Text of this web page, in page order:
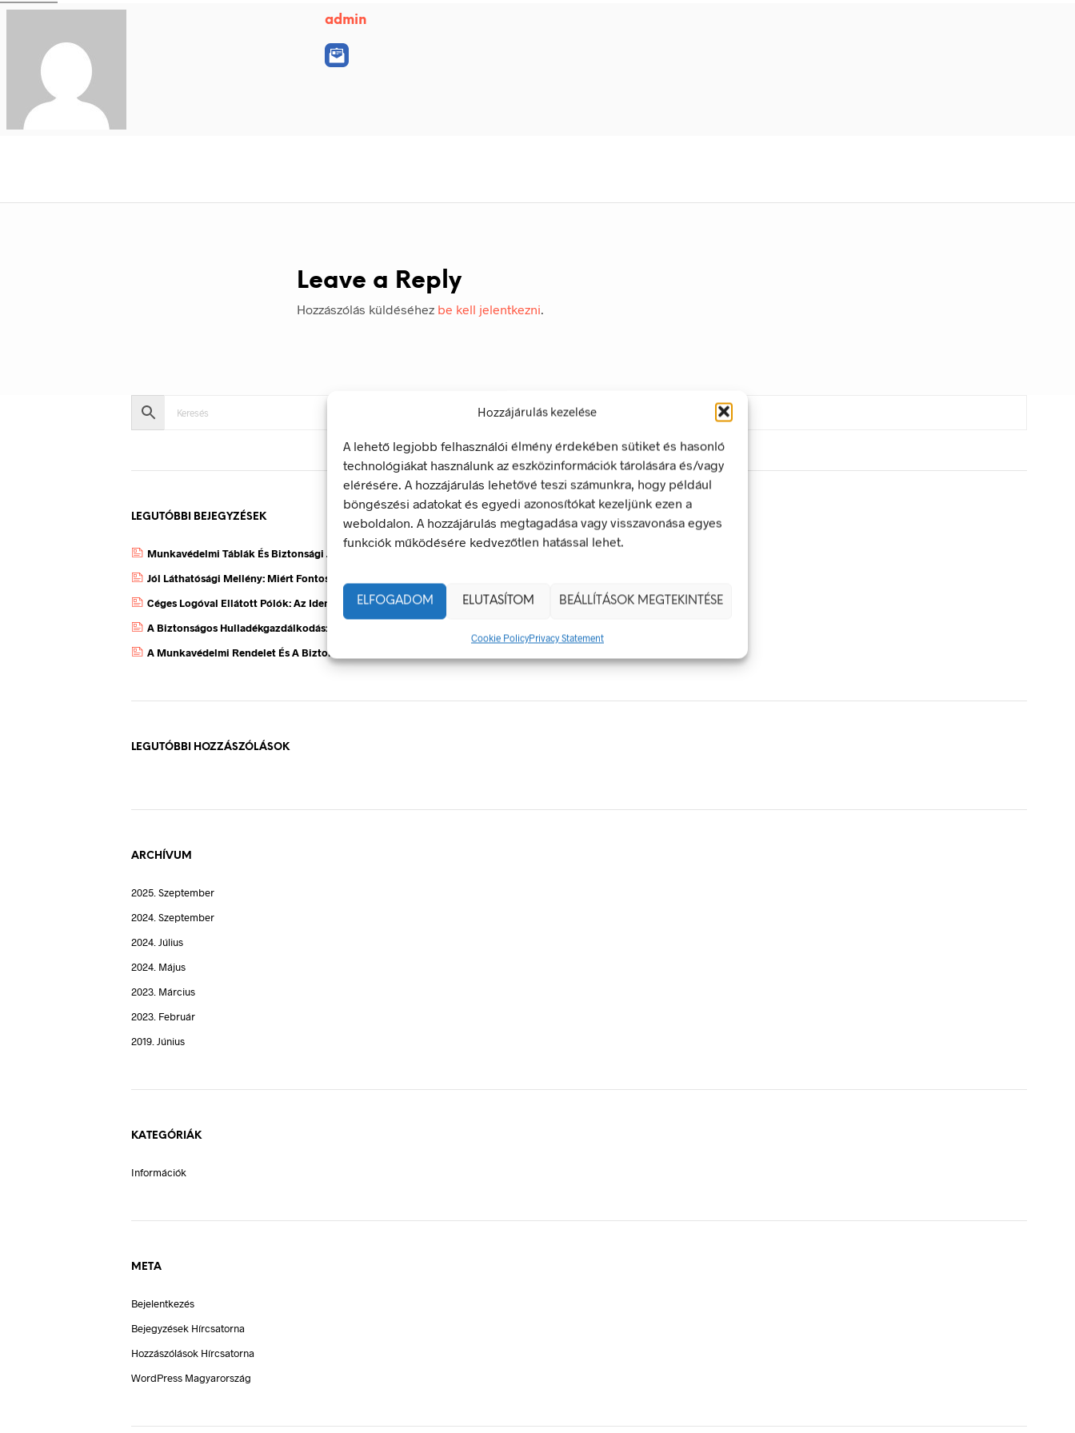
Hozzájárulás kezelése
A lehető legjobb felhasználói élmény érdekében sütiket és hasonló
technológiákat használunk az eszközinformációk tárolására és/vagy
elérésére. A hozzájárulás lehetővé teszi számunkra, hogy például
böngészési adatokat és egyedi azonosítókat kezeljünk ezen a
weboldalon. A hozzájárulás megtagadása vagy visszavonása egyes
funkciók működésére kedvezőtlen hatással lehet.
ELFOGADOM ELUTASÍTOM BEÁLLÍTÁSOK MEGTEKINTÉSE
Cookie PolicyPrivacy Statement
admin
Leave a Reply
Hozzászólás küldéséhez be kell jelentkezni
LEGUTÓBBI BEJEGYZÉSEK
Munkavédelmi Táblák És Biztonsági Jelzések – Miért Nélkülözhetetlenek A Munkahelyen?
Jól Láthatósági Mellény: Miért Fontos, Hogyan Válaszd Ki, És Hogyan Teheted Egyedivé?
Céges Logóval Ellátott Pólók: Az Identitás És Csapatszellem Megtestesítői
A Biztonságos Hulladékgazdálkodás: A Hulladékgyűjtő Jelek Fontossága
A Munkavédelmi Rendelet És A Biztonsági Táblák: Az Ellenőrzés És Tudatosság Fontossága
LEGUTÓBBI HOZZÁSZÓLÁSOK
ARCHÍVUM
2025. Szeptember
2024. Szeptember
2024. Július
2024. Május
2023. Március
2023. Február
2019. Június
KATEGÓRIÁK
Információk
META
Bejelentkezés
Bejegyzések Hírcsatorna
Hozzászólások Hírcsatorna
WordPress Magyarország